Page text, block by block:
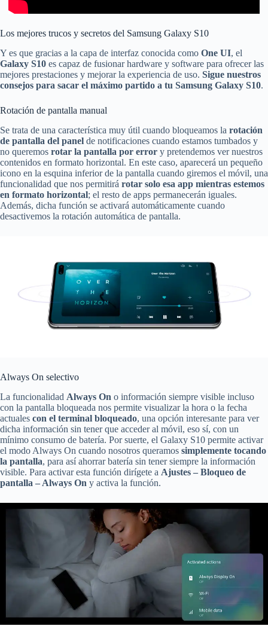
Los mejores trucos y secretos del Samsung Galaxy S10
Y es que gracias a la capa de interfaz conocida como One UI, el
Galaxy S10 es capaz de fusionar hardware y software para ofrecer las
mejores prestaciones y mejorar la experiencia de uso. Sigue nuestros
consejos para sacar el máximo partido a tu Samsung Galaxy S10.
Rotación de pantalla manual
Se trata de una característica muy útil cuando bloqueamos la rotación
de pantalla del panel de notificaciones cuando estamos tumbados y
no queremos rotar la pantalla por error y pretendemos ver nuestros
contenidos en formato horizontal. En este caso, aparecerá un pequeño
icono en la esquina inferior de la pantalla cuando giremos el móvil, una
funcionalidad que nos permitirá rotar solo esa app mientras estemos
en formato horizontal; el resto de apps permanecerán iguales.
Además, dicha función se activará automáticamente cuando
desactivemos la rotación automática de pantalla.
Always On selectivo
La funcionalidad Always On o información siempre visible incluso
con la pantalla bloqueada nos permite visualizar la hora o la fecha
actuales con el terminal bloqueado, una opción interesante para ver
dicha información sin tener que acceder al móvil, eso sí, con un
mínimo consumo de batería. Por suerte, el Galaxy S10 permite activar
el modo Always On cuando nosotros queramos simplemente tocando
la pantalla, para así ahorrar batería sin tener siempre la información
visible. Para activar esta función dirígete a Ajustes – Bloqueo de
pantalla – Always On y activa la función.